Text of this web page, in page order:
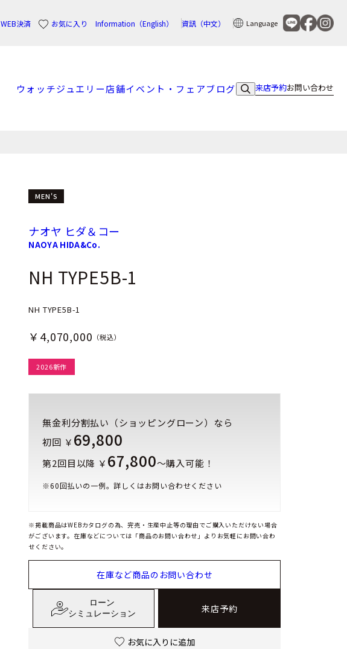
WEB決済 お気に入り Information（English） 資訊（中文） Language
ウォッチジュエリー店舗イベント・フェアブログ 来店予約お問い合わせ
MEN'S
ナオヤ ヒダ＆コー
NAOYA HIDA&Co.
NH TYPE5B-1
NH TYPE5B-1
￥4,070,000 （税込）
2026新作
無金利分割払い（ショッピングローン）なら
初回 ￥ 69,800
第2回目以降 ￥ 67,800～購入可能！
※60回払いの一例。詳しくはお問い合わせください
※掲載商品はWEBカタログの為、完売・生産中止等の理由でご購入いただけない場合
がございます。在庫などについては「商品のお問い合わせ」よりお気軽にお問い合わ
せください。
在庫など商品のお問い合わせ
ローン
シミュレーション
来店予約
お気に入りに追加